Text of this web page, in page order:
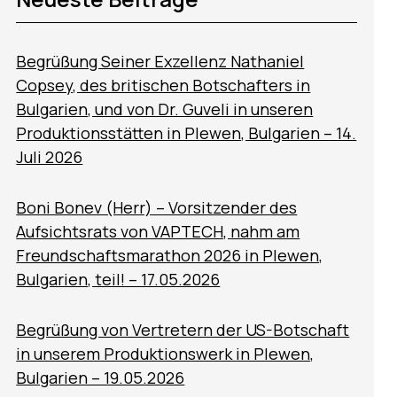
Begrüßung Seiner Exzellenz Nathaniel
Copsey, des britischen Botschafters in
Bulgarien, und von Dr. Guveli in unseren
Produktionsstätten in Plewen, Bulgarien – 14.
Juli 2026
Boni Bonev (Herr) – Vorsitzender des
Aufsichtsrats von VAPTECH, nahm am
Freundschaftsmarathon 2026 in Plewen,
Bulgarien, teil! – 17.05.2026
Begrüßung von Vertretern der US-Botschaft
in unserem Produktionswerk in Plewen,
Bulgarien – 19.05.2026